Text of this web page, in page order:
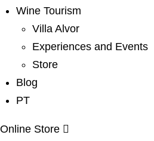
Wine Tourism
Villa Alvor
Experiences and Events
Store
Blog
PT
Online Store